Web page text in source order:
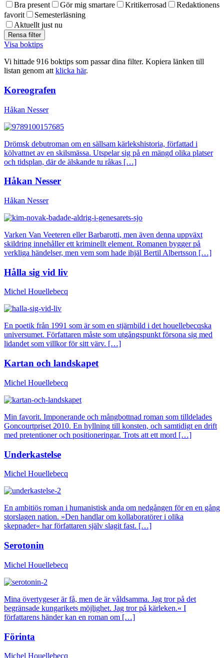
Bra present
Gör mig smartare Kritikerrosad
Redaktionens
favorit
Semesterläsning
Aktuellt just nu
Visa boktips
Vi hittade 916 boktips som passar dina filter. Kopiera länken till
listan genom att klicka här.
Koreografen
Håkan Nesser
Drömsk debutroman om en sällsam kärlekshistoria, författad i
kölvattnet av en skilsmässa. Utspelar sig på en mängd olika platser
och tidsplan, där de älskande tu råkas […]
Håkan Nesser
Håkan Nesser
Varken Van Veeteren eller Barbarotti, men även denna uppväxt
skildring innehåller ett kriminellt element. Romanen bygger på
verkliga händelser, men vem som hade ihjäl Bertil Albertsson […]
Hålla sig vid liv
Michel Houellebecq
En poetik från 1991 som är som en stjärnbild i det houellebecqska
universumet. Författaren måste som utgångspunkt försona sig med
lidandet som villkor för sitt värv. […]
Kartan och landskapet
Michel Houellebecq
Min favorit. Imponerande och mångbottnad roman som tilldelades
Goncourtpriset 2010. En hyllning till konsten, och samtidigt en drift
med pretentioner och positioneringar. Trots att ett mord […]
Underkastelse
Michel Houellebecq
En ambitiös roman i humanistisk anda om nedgången för en en gång
storslagen nation. »Den handlar om kollaboratörer i olika
skepnader« har författaren själv slagit fast. […]
Serotonin
Michel Houellebecq
Mina övertygeser är få, men de är våldsamma. Jag tror på det
begränsade kungarikets möjlighet. Jag tror på kärleken.« I
författarens händer kan en roman om […]
Förinta
Michel Houellebecq